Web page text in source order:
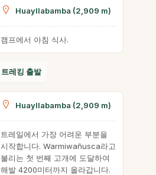
Huayllabamba (2,909 m)
캠프에서 아침 식사.
트레킹 출발
Huayllabamba (2,909 m)
트레일에서 가장 어려운 부분을
시작합니다. Warmiwañusca라고
불리는 첫 번째 고개에 도달하여
해발 4200미터까지 올라갑니다.